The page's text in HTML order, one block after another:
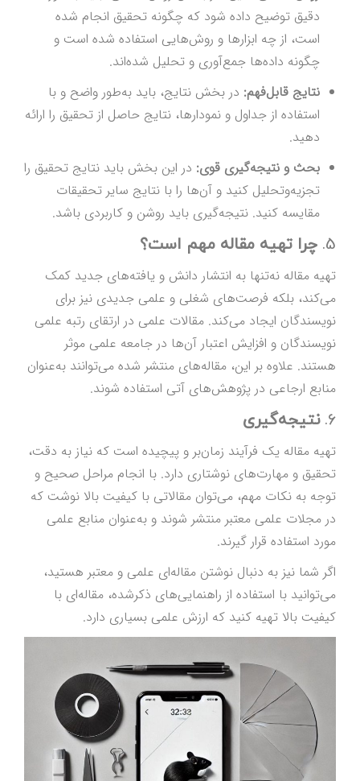
دقیق توضیح داده شود که چگونه تحقیق انجام شده
است، از چه ابزارها و روش‌هایی استفاده شده است و
چگونه داده‌ها جمع‌آوری و تحلیل شده‌اند.
نتایج قابل‌فهم: در بخش نتایج، باید به‌طور واضح و با
استفاده از جداول و نمودارها، نتایج حاصل از تحقیق را ارائه
دهید.
بحث و نتیجه‌گیری قوی: در این بخش باید نتایج تحقیق را
تجزیه‌وتحلیل کنید و آن‌ها را با نتایج سایر تحقیقات
مقایسه کنید. نتیجه‌گیری باید روشن و کاربردی باشد.
5. چرا تهیه مقاله مهم است؟
تهیه مقاله نه‌تنها به انتشار دانش و یافته‌های جدید کمک
می‌کند، بلکه فرصت‌های شغلی و علمی جدیدی نیز برای
نویسندگان ایجاد می‌کند. مقالات علمی در ارتقای رتبه علمی
نویسندگان و افزایش اعتبار آن‌ها در جامعه علمی موثر
هستند. علاوه بر این، مقاله‌های منتشر شده می‌توانند به‌عنوان
منابع ارجاعی در پژوهش‌های آتی استفاده شوند.
6. نتیجه‌گیری
تهیه مقاله یک فرآیند زمان‌بر و پیچیده است که نیاز به دقت،
تحقیق و مهارت‌های نوشتاری دارد. با انجام مراحل صحیح و
توجه به نکات مهم، می‌توان مقالاتی با کیفیت بالا نوشت که
در مجلات علمی معتبر منتشر شوند و به‌عنوان منابع علمی
مورد استفاده قرار گیرند.
اگر شما نیز به دنبال نوشتن مقاله‌ای علمی و معتبر هستید،
می‌توانید با استفاده از راهنمایی‌های ذکرشده، مقاله‌ای با
کیفیت بالا تهیه کنید که ارزش علمی بسیاری دارد.